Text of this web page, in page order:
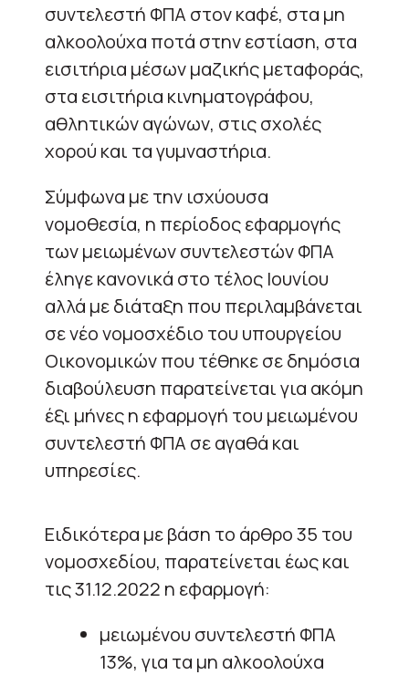
συντελεστή ΦΠΑ στον καφέ, στα μη
αλκοολούχα ποτά στην εστίαση, στα
εισιτήρια μέσων μαζικής μεταφοράς,
στα εισιτήρια κινηματογράφου,
αθλητικών αγώνων, στις σχολές
χορού και τα γυμναστήρια.
Σύμφωνα με την ισχύουσα
νομοθεσία, η περίοδος εφαρμογής
των μειωμένων συντελεστών ΦΠΑ
έληγε κανονικά στο τέλος Ιουνίου
αλλά με διάταξη που περιλαμβάνεται
σε νέο νομοσχέδιο του υπουργείου
Οικονομικών που τέθηκε σε δημόσια
διαβούλευση παρατείνεται για ακόμη
έξι μήνες η εφαρμογή του μειωμένου
συντελεστή ΦΠΑ σε αγαθά και
υπηρεσίες.
Ειδικότερα με βάση το άρθρο 35 του
νομοσχεδίου, παρατείνεται έως και
τις 31.12.2022 η εφαρμογή:
μειωμένου συντελεστή ΦΠΑ
13%, για τα μη αλκοολούχα